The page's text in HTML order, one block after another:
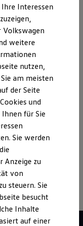
Updates
vom aktuellen
Abgebildet sind
gegen
für eine
und Ausstattungen.
beziehen
sind nicht Bestandteil
Reifenformat
wie
und neben
sowie dem
den
die
Interessen
Volkswagen
weitere
nutzen,
am meisten
der Seite
und
für Sie
Sie werden
Anzeige zu
von
steuern. Sie
besucht
Inhalte
auf einer